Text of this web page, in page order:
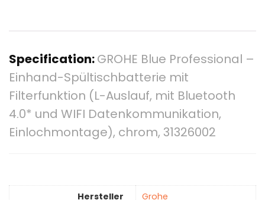
Specification:GROHE Blue Professional –
Einhand-Spültischbatterie mit
Filterfunktion (L-Auslauf, mit Bluetooth
4.0* und WIFI Datenkommunikation,
Einlochmontage), chrom, 31326002
Hersteller ‎Grohe